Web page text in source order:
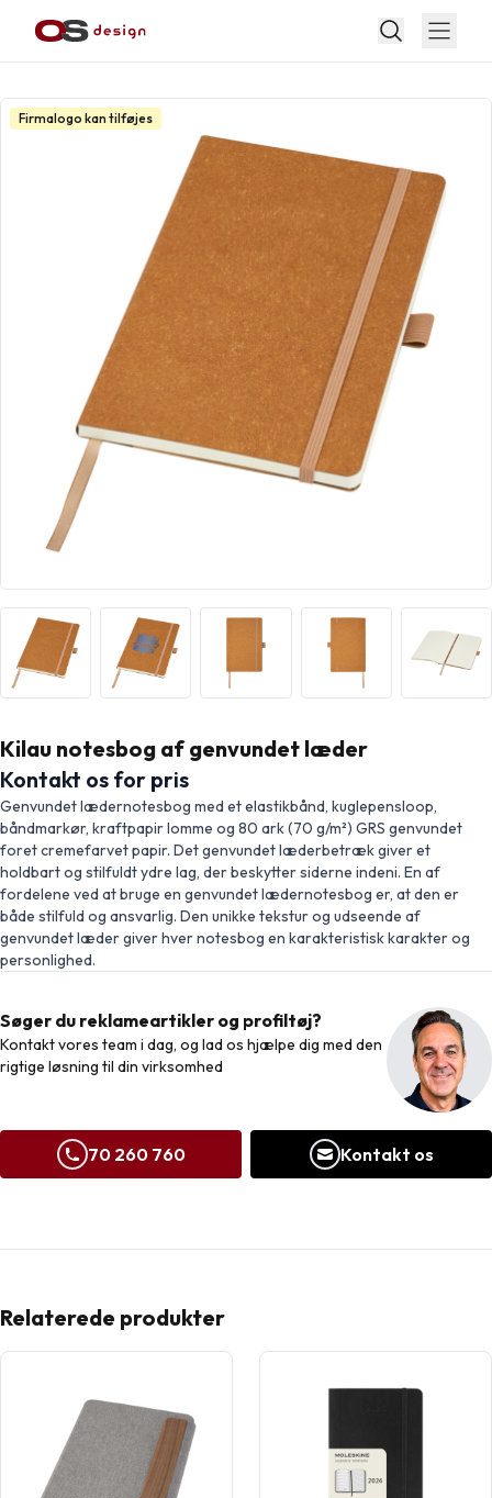
Firmalogo kan tilføjes
Kilau notesbog af genvundet læder
Kontakt os for pris
Genvundet lædernotesbog med et elastikbånd, kuglepensloop,
båndmarkør, kraftpapir lomme og 80 ark (70 g/m²) GRS genvundet
foret cremefarvet papir. Det genvundet læderbetræk giver et
holdbart og stilfuldt ydre lag, der beskytter siderne indeni. En af
fordelene ved at bruge en genvundet lædernotesbog er, at den er
både stilfuld og ansvarlig. Den unikke tekstur og udseende af
genvundet læder giver hver notesbog en karakteristisk karakter og
personlighed.
Søger du reklameartikler og profiltøj?
Kontakt vores team i dag, og lad os hjælpe dig med den
rigtige løsning til din virksomhed
70 260 760 Kontakt os
Relaterede produkter